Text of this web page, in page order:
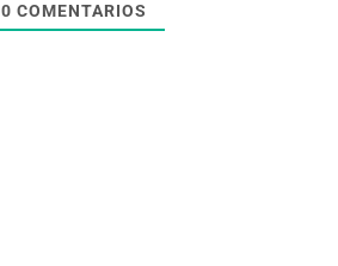
0 COMENTARIOS